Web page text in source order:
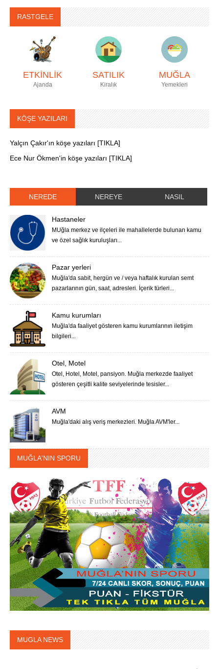
RASTGELE
ETKİNLİK
Ajanda
SATILIK
Kiralık
MUĞLA
Yemekleri
KÖŞE YAZILARI
Yalçın Çakır'ın köşe yazıları [TIKLA]
Ece Nur Ökmen'in köşe yazıları [TIKLA]
NEREDE NEREYE NASIL
Hastaneler
MUğla merkez ve ilçeleri ile mahallelerde bulunan kamu
ve özel sağlık kuruluşları...
Pazar yerleri
Muğla'da sabit, hergün ve / veya haftalık kurulan semt
pazarlarının gün, saat, adresleri. İçerik türleri...
Kamu kurumları
Muğla'da faaliyet gösteren kamu kurumlarının iletişim
bilgileri...
Otel, Motel
Otel, Hotel, Motel, pansiyon. Muğla merkezde faaliyet
gösteren çeşitli kalite seviyelerinde tesisler...
AVM
Muğla'daki alış veriş merkezleri. Muğla AVM'ler...
MUĞLA'NIN SPORU
MUGLA NEWS